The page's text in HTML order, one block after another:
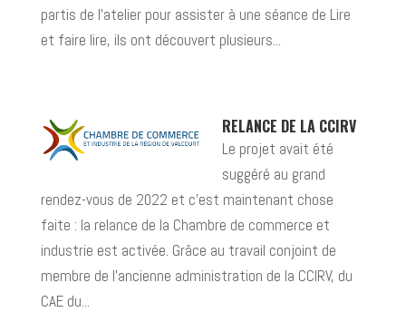
partis de l’atelier pour assister à une séance de Lire
et faire lire, ils ont découvert plusieurs...
RELANCE DE LA CCIRV
Le projet avait été
suggéré au grand
rendez-vous de 2022 et c’est maintenant chose
faite : la relance de la Chambre de commerce et
industrie est activée. Grâce au travail conjoint de
membre de l’ancienne administration de la CCIRV, du
CAE du...